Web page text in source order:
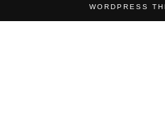
WORDPRESS